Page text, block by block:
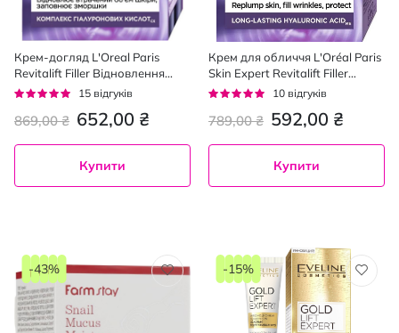
Крем-догляд L'Oreal Paris
Revitalift Filler Відновлення
втраченого об'єму шкіри
денний антивіковий 50 мл
Рейтинг:
15 відгуків
652,00 ₴
869,00 ₴
Купити
Крем для обличчя L'Oréal Paris
Skin Expert Revitalift Filler
глибоке відновлення денний
Рейтинг:
10 відгуків
592,00 ₴
789,00 ₴
Купити
-43% -15%